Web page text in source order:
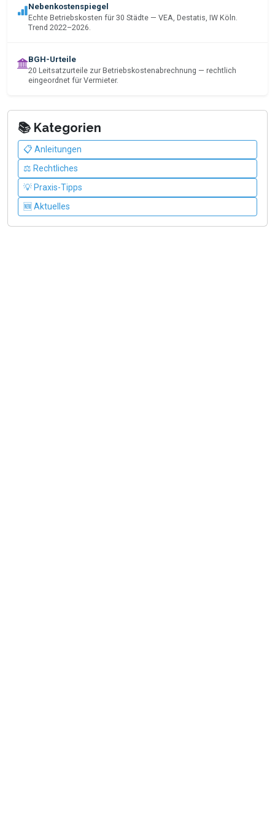
Nebenkostenspiegel
Echte Betriebskosten für 30 Städte — VEA, Destatis, IW Köln.
Trend 2022–2026.
BGH-Urteile
20 Leitsatzurteile zur Betriebskostenabrechnung — rechtlich
eingeordnet für Vermieter.
📚 Kategorien
📋 Anleitungen
⚖️ Rechtliches
💡 Praxis-Tipps
🆕 Aktuelles